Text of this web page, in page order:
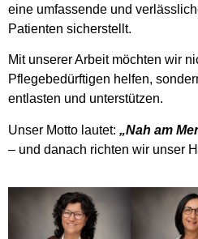
eine umfassende und
Patienten sicherstellt.
Mit unserer Arbeit möchten wir
Pflegebedürftigen helfen,
entlasten und unterstützen.
Unser Motto lautet: „Nah am
– und danach richten wir unser